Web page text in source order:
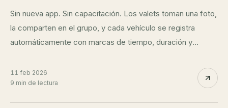
Sin nueva app. Sin capacitación. Los valets toman una foto,
la comparten en el grupo, y cada vehículo se registra
automáticamente con marcas de tiempo, duración y
11 feb 2026
9 min de lectura